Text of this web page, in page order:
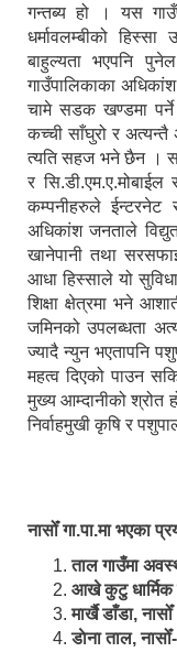
गन्तब्य हो । यस
धर्मावलम्बीको
बाहुल्यता भएपनि
गाउँपालिकाका
चामे सडक खण्डमा पर्ने
कच्ची साँघुरो र अत्यन्तै
त्यति सहज भने छैन ।
र
कम्पनीहरुले ईन्टरनेट
अधिकांश जनताले
खानेपानी तथा
आधा हिस्साले यो
शिक्षा क्षेत्रमा भने
जमिनको उपलब्धता
ज्यादै न्युन भएतापनि
महत्व दिएको पाउन
मुख्य आम्दानीको श्रोत
निर्वाहमुखी कृषि र
नासोँ गा.पा.मा भएका
ताल गाउँमा
आखे कुटु धार्मिक
मार्खै डाँडा,
डाेना ताल,